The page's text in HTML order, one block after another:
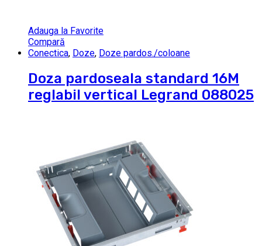
Adauga la Favorite
Compară
Conectica, Doze, Doze pardos./coloane
Doza pardoseala standard 16M
reglabil vertical Legrand 088025